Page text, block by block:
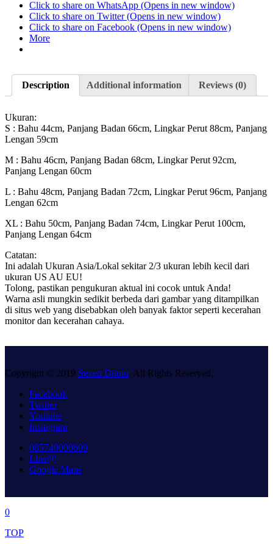
Click to share on WhatsApp (Opens in new window)
Click to share on Twitter (Opens in new window)
Click to share on Facebook (Opens in new window)
More
Description Additional information Reviews (0)
Ukuran:
S : Bahu 44cm, Panjang Badan 66cm, Lingkar Perut 88cm, Panjang
Lengan 59cm
M : Bahu 46cm, Panjang Badan 68cm, Lingkar Perut 92cm,
Panjang Lengan 60cm
L : Bahu 48cm, Panjang Badan 72cm, Lingkar Perut 96cm, Panjang
Lengan 62cm
XL : Bahu 50cm, Panjang Badan 74cm, Lingkar Perut 100cm,
Panjang Lengan 64cm
Catatan:
Ini adalah Ukuran Asia/Lokal sekitar 2/3 ukuran lebih kecil dari
ukuran US AU EU!
Tolong, pastikan pengukuran aktual ini cocok untuk Anda!
Warna asli mungkin sedikit berbeda dari gambar yang ditampilkan
di situs web yang disebabkan oleh banyak faktor seperti kecerahan
monitor dan kecerahan cahaya.
Copyright © 2019 Seven Domu. All Rights Reserved.
Facebook
Twitter
Youtube
Instagram
085740000609
Line@
Google Maps
0
TOP